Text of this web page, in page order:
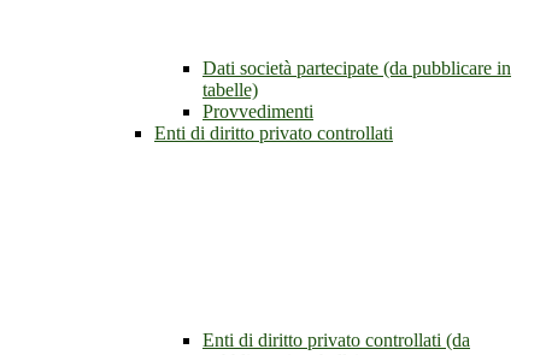
Dati società partecipate (da pubblicare in
tabelle)
Provvedimenti
Enti di diritto privato controllati
Enti di diritto privato controllati (da